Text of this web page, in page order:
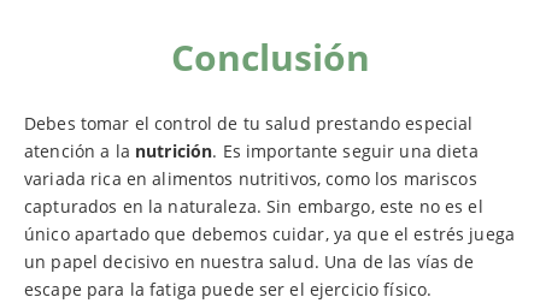
Conclusión
Debes tomar el control de tu salud prestando especial
atención a la nutrición. Es importante seguir una dieta
variada rica en alimentos nutritivos, como los mariscos
capturados en la naturaleza. Sin embargo, este no es el
único apartado que debemos cuidar, ya que el estrés juega
un papel decisivo en nuestra salud. Una de las vías de
escape para la fatiga puede ser el ejercicio físico.